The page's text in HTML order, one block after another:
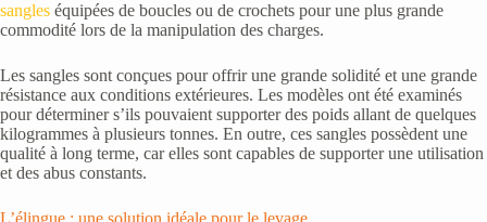
sangles équipées de boucles ou de crochets pour une plus grande
commodité lors de la manipulation des charges.
Les sangles sont conçues pour offrir une grande solidité et une grande
résistance aux conditions extérieures. Les modèles ont été examinés
pour déterminer s’ils pouvaient supporter des poids allant de quelques
kilogrammes à plusieurs tonnes. En outre, ces sangles possèdent une
qualité à long terme, car elles sont capables de supporter une utilisation
et des abus constants.
L’élingue : une solution idéale pour le levage